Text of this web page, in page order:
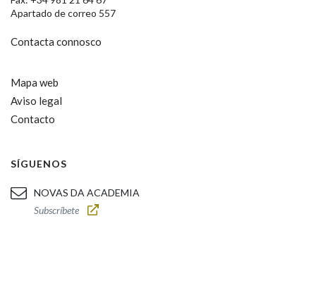
Apartado de correo 557
Contacta connosco
Mapa web
Aviso legal
Contacto
SÍGUENOS
NOVAS DA ACADEMIA
Subscríbete